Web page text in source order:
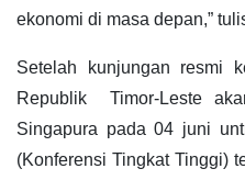
ekonomi di masa depan,”
Setelah kunjungan resmi
Republik Timor-Leste
Singapura pada 04 juni
(Konferensi Tingkat Tinggi)